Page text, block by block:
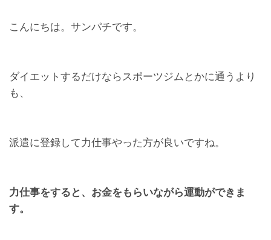
こんにちは。サンパチです。
ダイエットするだけならスポーツジムとかに通うより
も、
派遣に登録して力仕事やった方が良いですね。
力仕事をすると、お金をもらいながら運動ができま
す。